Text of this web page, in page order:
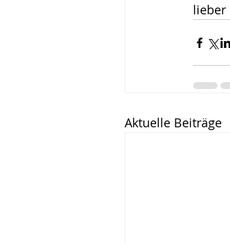
lieber
Aktuelle Beiträge